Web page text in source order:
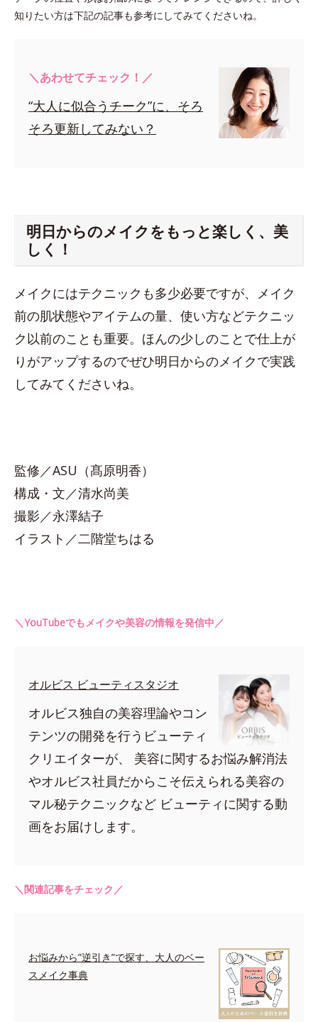
知りたい方は下記の記事も参考にしてみてくださいね。
＼あわせてチェック！／
“大人に似合うチーク”に、そろ
そろ更新してみない？
明日からのメイクをもっと楽しく、美
しく！
メイクにはテクニックも多少必要ですが、メイク
前の肌状態やアイテムの量、使い方などテクニッ
ク以前のことも重要。ほんの少しのことで仕上が
りがアップするのでぜひ明日からのメイクで実践
してみてくださいね。
監修／ASU（髙原明香）
構成・文／清水尚美
撮影／永澤結子
イラスト／二階堂ちはる
＼YouTubeでもメイクや美容の情報を発信中／
オルビス ビューティスタジオ
オルビス独自の美容理論やコン
テンツの開発を行うビューティ
クリエイターが、 美容に関するお悩み解消法
やオルビス社員だからこそ伝えられる美容の
マル秘テクニックなど ビューティに関する動
画をお届けします。
＼関連記事をチェック／
お悩みから”逆引き”で探す、大人のベー
スメイク事典